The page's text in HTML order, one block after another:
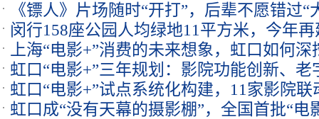
《镖人》片场随时“开打”，后辈不愿错过“
闵行158座公园人均绿地11平方米，今年
上海“电影+”消费的未来想象，虹口如何
虹口“电影+”三年规划：影院功能创新、
虹口“电影+”试点系统化构建，11家影院联
虹口成“没有天幕的摄影棚”，全国首批“电